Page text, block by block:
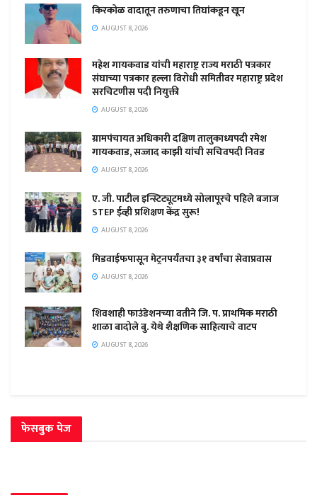
किरकोळ वादातून तरुणाचा तिघांकडून खून
AUGUST 8, 2026
महेश गायकवाड यांची महाराष्ट्र राज्य मराठी पत्रकार
संघाच्या पत्रकार हल्ला विरोधी समितीवर महाराष्ट्र प्रदेश
सरचिटणीस पदी नियुक्ती
AUGUST 8, 2026
ग्रामपंचायत अधिकारी दक्षिण तालुकाध्यपदी रमेश
गायकवाड, सज्जाद काझी यांची सचिवपदी निवड
AUGUST 8, 2026
ए. जी. पाटील इन्स्टिट्यूटमध्ये सोलापूरचे पहिले बजाज
STEP ईव्ही प्रशिक्षण केंद्र सुरू!
AUGUST 8, 2026
मिडवाईफपासून मेट्रनपर्यंतचा ३१ वर्षांचा सेवाप्रवास
AUGUST 8, 2026
शिवशाही फाउंडेशनच्या वतीने जि. प. प्राथमिक मराठी
शाळा बादोले बु. येथे शैक्षणिक साहित्याचे वाटप
AUGUST 8, 2026
फेसबुक पेज